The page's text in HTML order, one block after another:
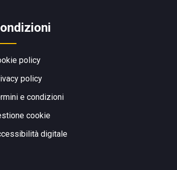
policy
policy
e condizioni
cookie
digitale